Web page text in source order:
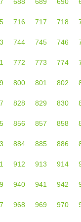
716 717 718
744 745 746
772 773 774
800 801 802
828 829 830
856 857 858
884 885 886
912 913 914
940 941 942
968 969 970